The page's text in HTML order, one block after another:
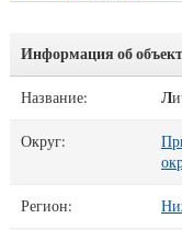
Информация об
Название: Л
Округ:
Регион: